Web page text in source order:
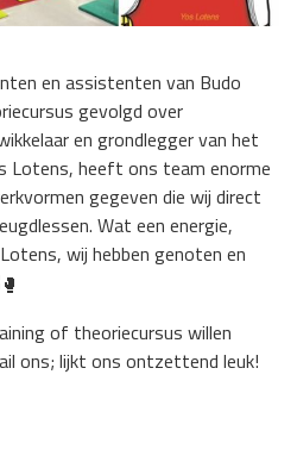
en assistenten van Budo
gevolgd over
en grondlegger van het
Lotens, heeft ons team enorme
gegeven die wij direct
Wat een energie,
wij hebben genoten en
of theoriecursus willen
ons; lijkt ons ontzettend leuk!